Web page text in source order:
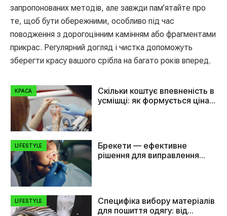
запропонованих методів, але завжди пам’ятайте про
те, щоб бути обережними, особливо під час
поводження з дорогоцінним камінням або фрагментами
прикрас. Регулярний догляд і чистка допоможуть
зберегти красу вашого срібла на багато років вперед.
КРАСА
Скільки коштує впевненість в
усмішці: як формується ціна
LIFESTYLE
Брекети — ефективне
рішення для виправлення
LIFESTYLE
Специфіка вибору матеріалів
для пошиття одягу: від